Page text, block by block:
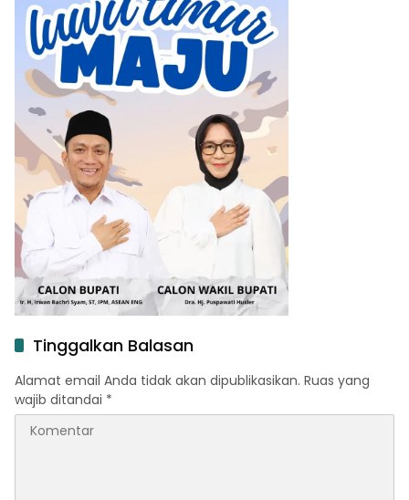
Tinggalkan Balasan
Alamat email Anda tidak akan dipublikasikan. Ruas yang
wajib ditandai *